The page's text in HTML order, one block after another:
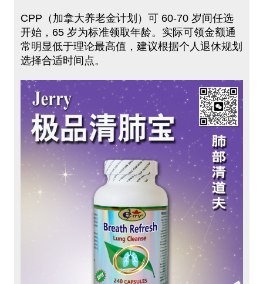
CPP（加拿大养老金计划）可 60-70 岁间任选
开始，65 岁为标准领取年龄。实际可领金额通
常明显低于理论最高值，建议根据个人退休规划
选择合适时间点。